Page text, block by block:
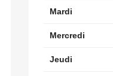
Mardi
Mercredi
Jeudi